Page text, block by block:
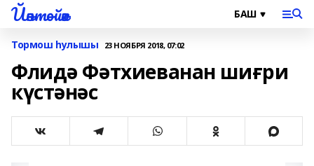
Йәнтөйәк
Тормош һулышы 23 НОЯБРЯ 2018, 07:02
Флидә Фәтхиеванан шиғри
күстәнәс